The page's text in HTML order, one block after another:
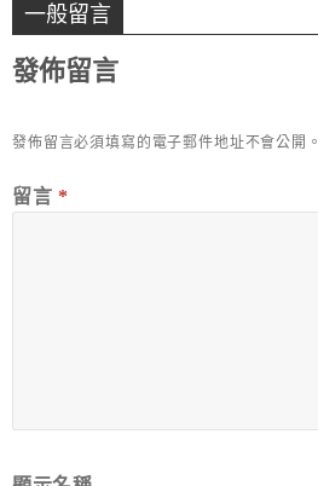
一般留言
發佈留言
發佈留言必須填寫的電子郵件地址不會公開。
留言 *